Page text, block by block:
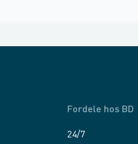
Fordele hos BD
24/7